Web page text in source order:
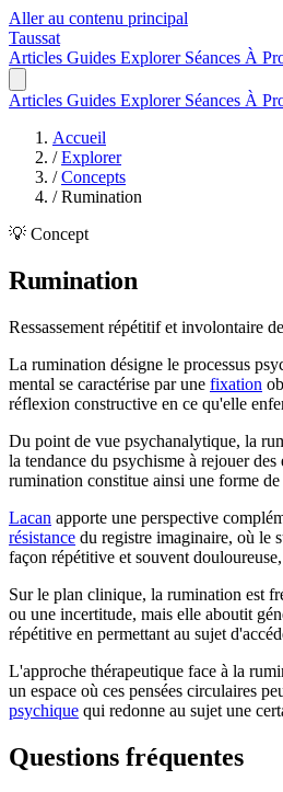
Aller au contenu principal
Taussat
Articles Guides Explorer Séances À
Articles Guides Explorer Séances À
Accueil
/ Explorer
/ Concepts
/ Rumination
💡 Concept
Rumination
Ressassement répétitif et involontaire
La rumination désigne le processus
mental se caractérise par une fixation
réflexion constructive en ce qu'elle
Du point de vue psychanalytique, la
la tendance du psychisme à rejouer
rumination constitue ainsi une forme de
Lacan apporte une perspective
résistance du registre imaginaire, où le
façon répétitive et souvent
Sur le plan clinique, la rumination est
ou une incertitude, mais elle aboutit
répétitive en permettant au sujet
L'approche thérapeutique face à la
un espace où ces pensées circulaires
psychique qui redonne au sujet une
Questions fréquentes